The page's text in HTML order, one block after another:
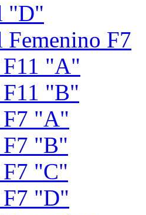
"D"
F7
"A"
"B"
"A"
"B"
"C"
"D"